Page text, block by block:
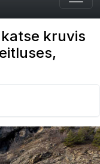
kruvis